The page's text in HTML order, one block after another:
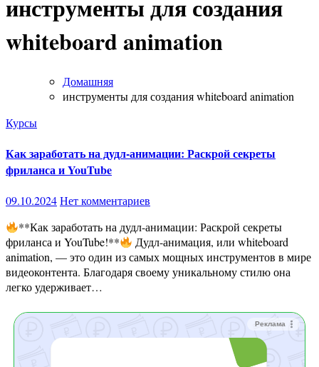
инструменты для создания
whiteboard animation
Домашняя
инструменты для создания whiteboard animation
Курсы
Как заработать на дудл-анимации: Раскрой секреты
фриланса и YouTube
09.10.2024Нет комментариев
**Как заработать на дудл-анимации: Раскрой секреты
фриланса и YouTube!**
Дудл-анимация, или whiteboard
animation, — это один из самых мощных инструментов в мире
видеоконтента. Благодаря своему уникальному стилю она
легко удерживает…
Реклама